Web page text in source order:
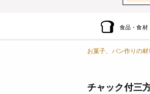
食品・食材
お菓子、パン作りの材
チャック付三